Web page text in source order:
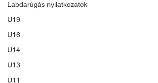
Labdarúgás nyilatkozatok
U19
U16
U14
U13
U11